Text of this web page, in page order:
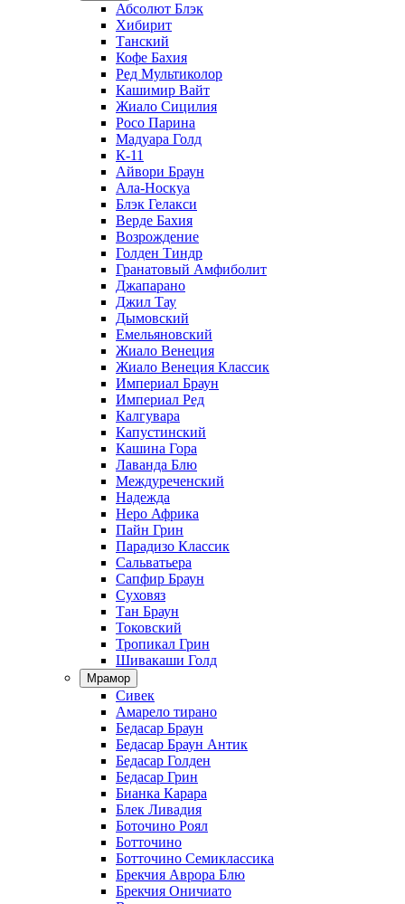
Абсолют Блэк
Хибирит
Танский
Кофе Бахия
Ред Мультиколор
Кашимир Вайт
Жиало Сицилия
Росо Парина
Мадуара Голд
К-11
Айвори Браун
Ала-Носкуа
Блэк Гелакси
Верде Бахия
Возрождение
Голден Тиндр
Гранатовый Амфиболит
Джапарано
Джил Тау
Дымовский
Емельяновский
Жиало Венеция
Жиало Венеция Классик
Империал Браун
Империал Ред
Калгувара
Капустинский
Кашина Гора
Лаванда Блю
Междуреченский
Надежда
Неро Африка
Пайн Грин
Парадизо Классик
Сальватьера
Сапфир Браун
Суховяз
Тан Браун
Токовский
Тропикал Грин
Шивакаши Голд
Мрамор
Сивек
Амарело тирано
Бедасар Браун
Бедасар Браун Антик
Бедасар Голден
Бедасар Грин
Бианка Карара
Блек Ливадия
Боточино Роял
Ботточино
Ботточино Семиклассика
Брекчия Аврора Блю
Брекчия Оничиато